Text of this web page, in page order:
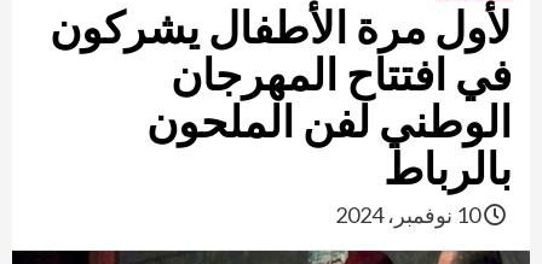
لأول مرة الأطفال يشركون
في افتتاح المهرجان
الوطني لفن الملحون
بالرباط
10 نوفمبر، 2024